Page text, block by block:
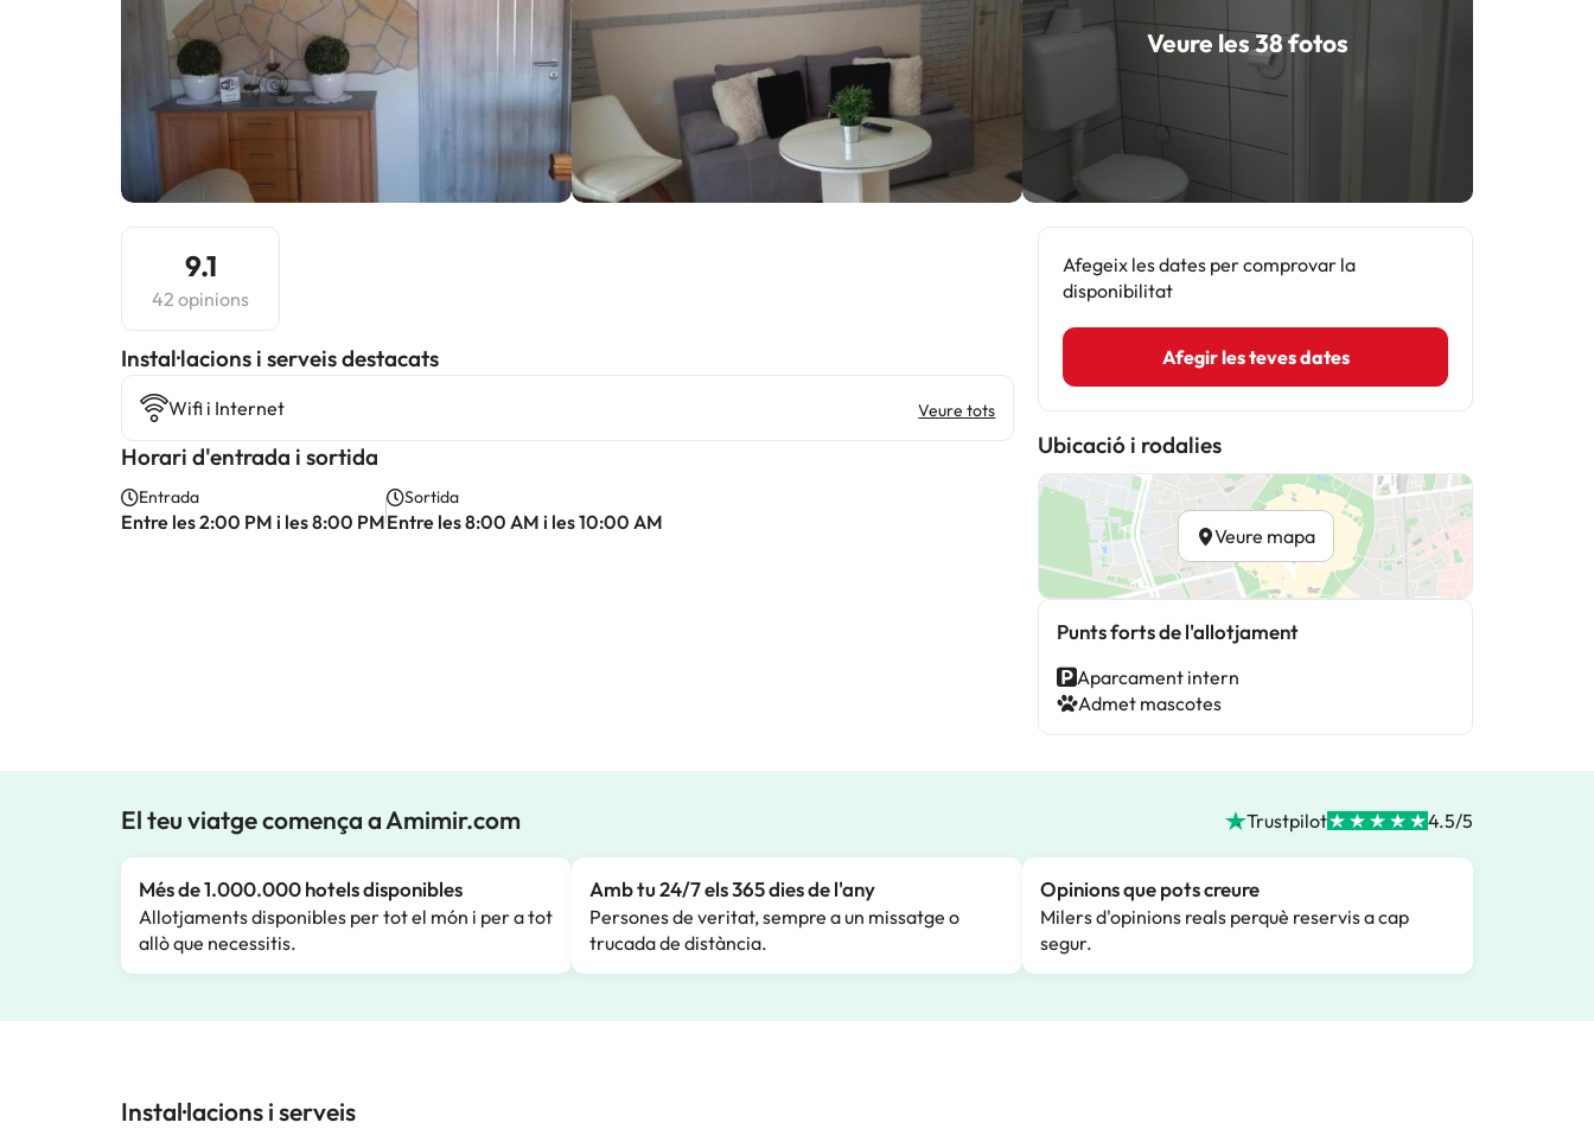
Veure les 38 fotos
9.1
42 opinions
Instal·lacions i serveis destacats
Wifi i Internet Veure tots
Horari d'entrada i sortida
Entrada
Entre les 2:00 PM i les 8:00 PM
Sortida
Entre les 8:00 AM i les 10:00 AM
Afegeix les dates per comprovar la
disponibilitat
Afegir les teves dates
Ubicació i rodalies
Veure mapa
Punts forts de l'allotjament
Aparcament intern
Admet mascotes
El teu viatge comença a Amimir.com Trustpilot 4.5/5
Més de 1.000.000 hotels disponibles
Allotjaments disponibles per tot el món i per a tot
allò que necessitis.
Amb tu 24/7 els 365 dies de l'any
Persones de veritat, sempre a un missatge o
trucada de distància.
Opinions que pots creure
Milers d'opinions reals perquè reservis a cap
segur.
Instal·lacions i serveis